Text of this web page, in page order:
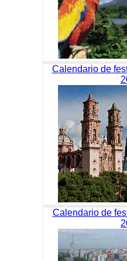
Calendario de
Calendario de